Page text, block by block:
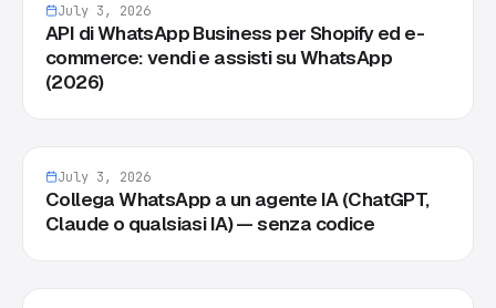
July 3, 2026
API di WhatsApp Business per Shopify ed e-
commerce: vendi e assisti su WhatsApp
(2026)
July 3, 2026
Collega WhatsApp a un agente IA (ChatGPT,
Claude o qualsiasi IA) — senza codice